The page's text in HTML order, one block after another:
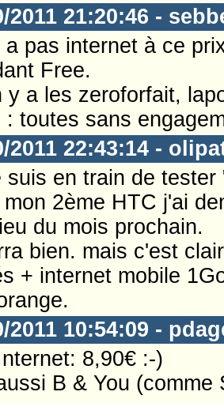
2011 21:20:46 -
a pas internet à ce
Free.
y a les zeroforfait,
: toutes sans
2011 22:43:14 -
suis en train de
2ème HTC j'ai
du mois prochain.
bien. mais c'est
+ internet mobile
2011 10:54:09 -
8,90€ :-)
B & You